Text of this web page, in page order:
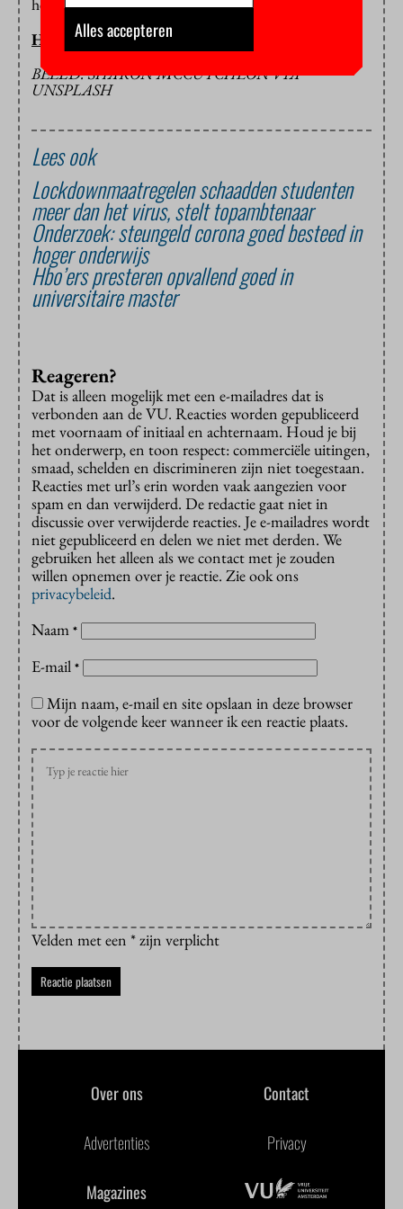
HOP/HC
BEELD: SHARON MCCUTCHEON VIA
UNSPLASH
Lees ook
Lockdownmaatregelen schaadden studenten
meer dan het virus, stelt topambtenaar
Onderzoek: steungeld corona goed besteed in
hoger onderwijs
Hbo’ers presteren opvallend goed in
universitaire master
Reageren?
Dat is alleen mogelijk met een e-mailadres dat is
verbonden aan de VU. Reacties worden gepubliceerd
met voornaam of initiaal en achternaam. Houd je bij
het onderwerp, en toon respect: commerciële uitingen,
smaad, schelden en discrimineren zijn niet toegestaan.
Reacties met url’s erin worden vaak aangezien voor
spam en dan verwijderd. De redactie gaat niet in
discussie over verwijderde reacties. Je e-mailadres wordt
niet gepubliceerd en delen we niet met derden. We
gebruiken het alleen als we contact met je zouden
willen opnemen over je reactie. Zie ook ons
privacybeleid.
Naam *
E-mail *
Mijn naam, e-mail en site opslaan in deze browser
voor de volgende keer wanneer ik een reactie plaats.
Velden met een * zijn verplicht
Over ons Contact
Advertenties Privacy
Magazines
Alles accepteren